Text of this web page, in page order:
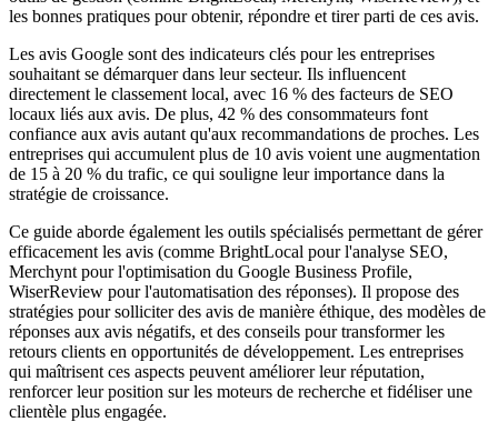
les bonnes pratiques pour obtenir, répondre et tirer parti de ces avis.
Les avis Google sont des indicateurs clés pour les entreprises
souhaitant se démarquer dans leur secteur. Ils influencent
directement le classement local, avec 16 % des facteurs de SEO
locaux liés aux avis. De plus, 42 % des consommateurs font
confiance aux avis autant qu'aux recommandations de proches. Les
entreprises qui accumulent plus de 10 avis voient une augmentation
de 15 à 20 % du trafic, ce qui souligne leur importance dans la
stratégie de croissance.
Ce guide aborde également les outils spécialisés permettant de gérer
efficacement les avis (comme BrightLocal pour l'analyse SEO,
Merchynt pour l'optimisation du Google Business Profile,
WiserReview pour l'automatisation des réponses). Il propose des
stratégies pour solliciter des avis de manière éthique, des modèles de
réponses aux avis négatifs, et des conseils pour transformer les
retours clients en opportunités de développement. Les entreprises
qui maîtrisent ces aspects peuvent améliorer leur réputation,
renforcer leur position sur les moteurs de recherche et fidéliser une
clientèle plus engagée.